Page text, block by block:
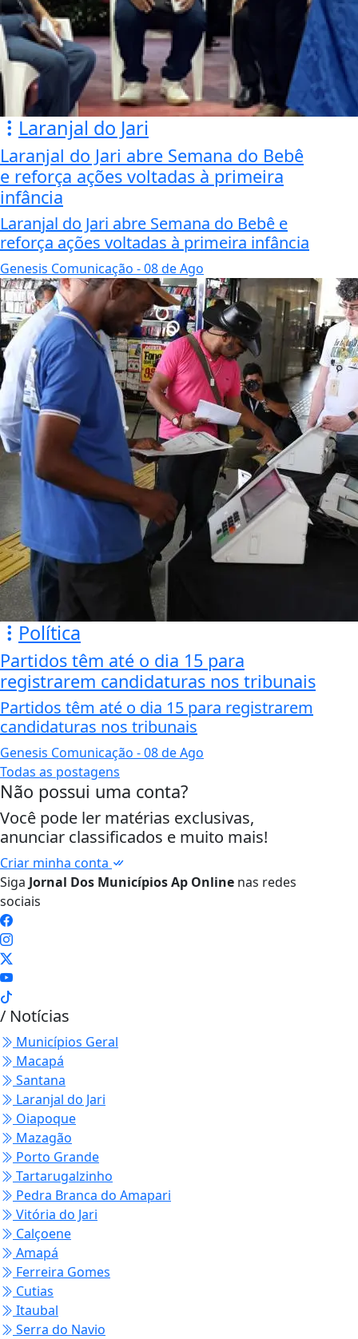
Laranjal do Jari
Laranjal do Jari abre Semana do Bebê
e reforça ações voltadas à primeira
infância
Laranjal do Jari abre Semana do Bebê e
reforça ações voltadas à primeira infância
Genesis Comunicação - 08 de Ago
Política
Partidos têm até o dia 15 para
registrarem candidaturas nos tribunais
Partidos têm até o dia 15 para registrarem
candidaturas nos tribunais
Genesis Comunicação - 08 de Ago
Todas as postagens
Não possui uma conta?
Você pode ler matérias exclusivas,
anunciar classificados e muito mais!
Criar minha conta
Siga Jornal Dos Municípios Ap Online nas redes
sociais
/ Notícias
Municípios Geral
Macapá
Santana
Laranjal do Jari
Oiapoque
Mazagão
Porto Grande
Tartarugalzinho
Pedra Branca do Amapari
Vitória do Jari
Calçoene
Amapá
Ferreira Gomes
Cutias
Itaubal
Serra do Navio